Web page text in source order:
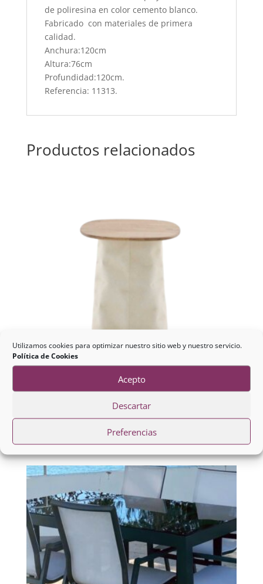
Utilizamos cookies para optimizar nuestro sitio web y nuestro servicio.
Política de Cookies
Acepto
Descartar
Preferencias
de poliresina en color cemento blanco.
Fabricado con materiales de primera
calidad.
Anchura:120cm
Altura:76cm
Profundidad:120cm.
Referencia: 11313.
Productos relacionados
Mesa Centro Metal Hueso y
Madera